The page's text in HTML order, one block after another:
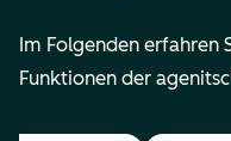
Im Folgenden erfahren
Funktionen der